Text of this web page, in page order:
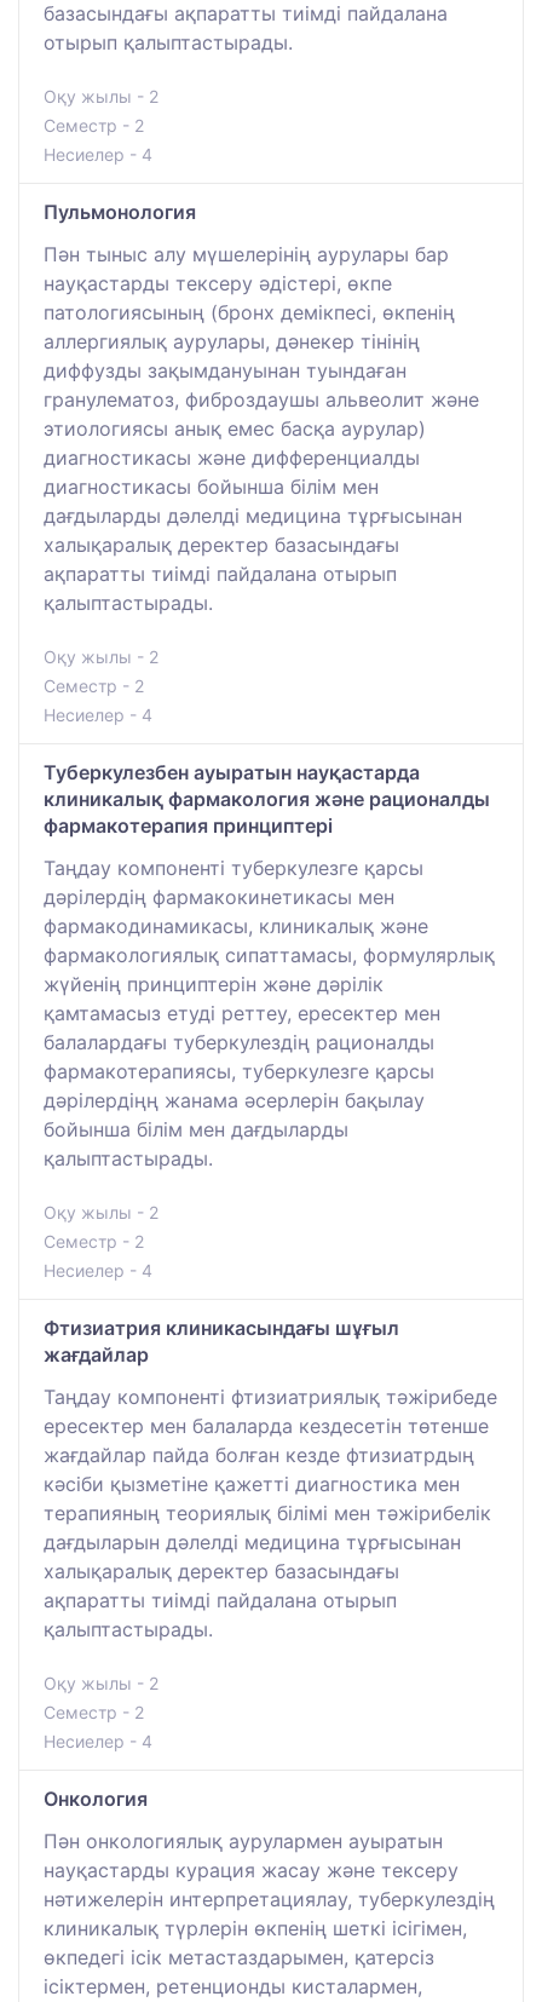
базасындағы ақпаратты тиімді пайдалана
отырып қалыптастырады.
Оқу жылы - 2
Семестр - 2
Несиелер - 4
Пульмонология
Пән тыныс алу мүшелерінің аурулары бар
науқастарды тексеру әдістері, өкпе
патологиясының (бронх демікпесі, өкпенің
аллергиялық аурулары, дәнекер тінінің
диффузды зақымдануынан туындаған
гранулематоз, фиброздаушы альвеолит және
этиологиясы анық емес басқа аурулар)
диагностикасы және дифференциалды
диагностикасы бойынша білім мен
дағдыларды дәлелді медицина тұрғысынан
халықаралық деректер базасындағы
ақпаратты тиімді пайдалана отырып
қалыптастырады.
Оқу жылы - 2
Семестр - 2
Несиелер - 4
Туберкулезбен ауыратын науқастарда
клиникалық фармакология және рационалды
фармакотерапия принциптері
Таңдау компоненті туберкулезге қарсы
дәрілердің фармакокинетикасы мен
фармакодинамикасы, клиникалық және
фармакологиялық сипаттамасы, формулярлық
жүйенің принциптерін және дәрілік
қамтамасыз етуді реттеу, ересектер мен
балалардағы туберкулездің рационалды
фармакотерапиясы, туберкулезге қарсы
дәрілердіңң жанама әсерлерін бақылау
бойынша білім мен дағдыларды
қалыптастырады.
Оқу жылы - 2
Семестр - 2
Несиелер - 4
Фтизиатрия клиникасындағы шұғыл
жағдайлар
Таңдау компоненті фтизиатриялық тәжірибеде
ересектер мен балаларда кездесетін төтенше
жағдайлар пайда болған кезде фтизиатрдың
кәсіби қызметіне қажетті диагностика мен
терапияның теориялық білімі мен тәжірибелік
дағдыларын дәлелді медицина тұрғысынан
халықаралық деректер базасындағы
ақпаратты тиімді пайдалана отырып
қалыптастырады.
Оқу жылы - 2
Семестр - 2
Несиелер - 4
Онкология
Пән онкологиялық аурулармен ауыратын
науқастарды курация жасау және тексеру
нәтижелерін интерпретациялау, туберкулездің
клиникалық түрлерін өкпенің шеткі ісігімен,
өкпедегі ісік метастаздарымен, қатерсіз
ісіктермен, ретенционды кисталармен,